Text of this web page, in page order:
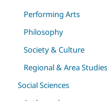
Performing Arts
Philosophy
Society & Culture
Regional & Area Studies
Social Sciences